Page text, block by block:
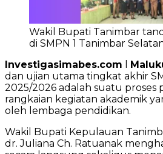
Wakil Bupati Tanimbar
di SMPN 1 Tanimbar
Investigasimabes.com
dan ujian utama tingkat akhir
2025/2026 adalah suatu proses
rangkaian kegiatan akademik
oleh lembaga pendidikan.
Wakil Bupati Kepulauan
dr. Juliana Ch. Ratuanak